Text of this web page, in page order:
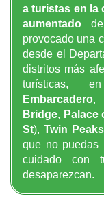
a turistas en la
aumentado
provocado una
desde el
distritos más
turísticas,
Embarcadero,
Bridge, Palace
St), Twin Peaks
que no puedas
cuidado con
desaparezcan.